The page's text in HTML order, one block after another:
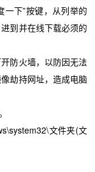
一下”按键，从列举的
到并在线下载必须的
防火墙，以防因无法
劫持网址，造成电脑
文件夹(文